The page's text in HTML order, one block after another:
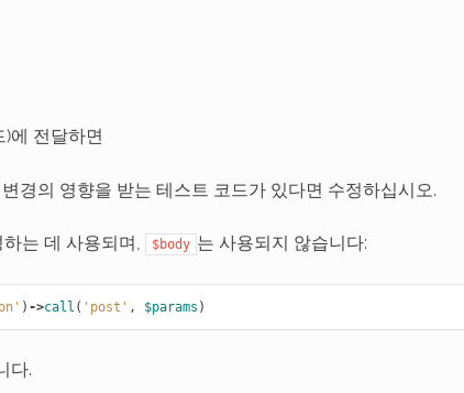
에 전달하면
경의 영향을 받는 테스트 코드가 있다면 수정하십시오.
는 데 사용되며, $body 는 사용되지 않습니다:
) ->call ( 'post' , $params )
다.